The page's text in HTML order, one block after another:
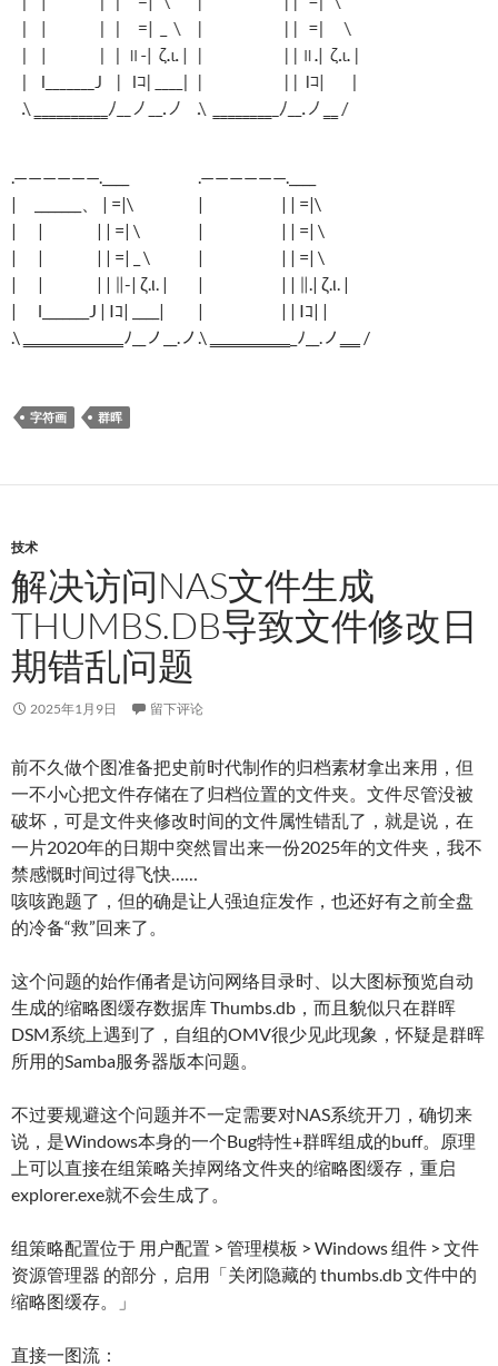
.——————.____
| _______、 | =|\
| | | | =| \
| | | | =| _ \
| | | | ∥-| ζ.ι. |
| l_______J | Iｺ| ____|
.\ ‗‗‗‗‗‗‗‗‗‗ﾉ__ノ__.ノ
.——————.____
| | | =|\
| | | =| \
| | | =| \
| | | ∥.| ζ.ι. |
| | | Iｺ| |
.\ ‗‗‗‗‗‗‗‗_ﾉ__.ノ‗‗ /
字符画 群晖
技术
解决访问NAS文件生成
THUMBS.DB导致文件修改日
期错乱问题
2025年1月9日 留下评论
前不久做个图准备把史前时代制作的归档素材拿出来用，但
一不小心把文件存储在了归档位置的文件夹。文件尽管没被
破坏，可是文件夹修改时间的文件属性错乱了，就是说，在
一片2020年的日期中突然冒出来一份2025年的文件夹，我不
禁感慨时间过得飞快……
咳咳跑题了，但的确是让人强迫症发作，也还好有之前全盘
的冷备“救”回来了。
这个问题的始作俑者是访问网络目录时、以大图标预览自动
生成的缩略图缓存数据库 Thumbs.db，而且貌似只在群晖
DSM系统上遇到了，自组的OMV很少见此现象，怀疑是群晖
所用的Samba服务器版本问题。
不过要规避这个问题并不一定需要对NAS系统开刀，确切来
说，是Windows本身的一个Bug特性+群晖组成的buff。原理
上可以直接在组策略关掉网络文件夹的缩略图缓存，重启
explorer.exe就不会生成了。
组策略配置位于 用户配置 > 管理模板 > Windows 组件 > 文件
资源管理器 的部分，启用「关闭隐藏的 thumbs.db 文件中的
缩略图缓存。」
直接一图流：